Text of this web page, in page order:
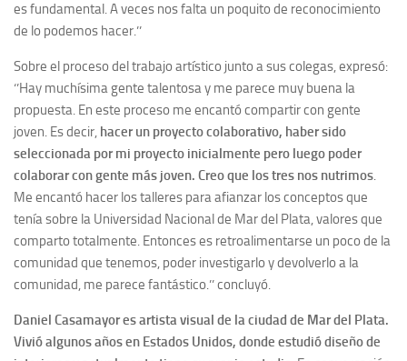
es fundamental. A veces nos falta un poquito de reconocimiento
de lo podemos hacer.’’
Sobre el proceso del trabajo artístico junto a sus colegas, expresó:
‘’Hay muchísima gente talentosa y me parece muy buena la
propuesta. En este proceso me encantó compartir con gente
joven. Es decir, hacer un proyecto colaborativo, haber sido
seleccionada por mi proyecto inicialmente pero luego poder
colaborar con gente más joven. Creo que los tres nos nutrimos.
Me encantó hacer los talleres para afianzar los conceptos que
tenía sobre la Universidad Nacional de Mar del Plata, valores que
comparto totalmente. Entonces es retroalimentarse un poco de la
comunidad que tenemos, poder investigarlo y devolverlo a la
comunidad, me parece fantástico.’’ concluyó.
Daniel Casamayores artista visual de la ciudad de Mar del Plata.
Vivió algunos años en Estados Unidos, donde estudió diseño de